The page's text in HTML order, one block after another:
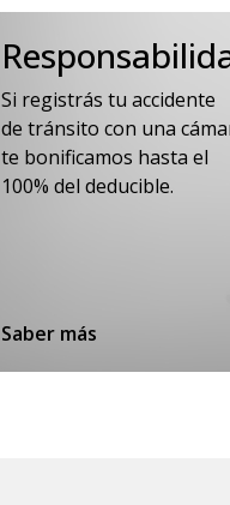
Si registrás tu accidente
de tránsito con una
te bonificamos hasta el
100% del deducible.
Saber más